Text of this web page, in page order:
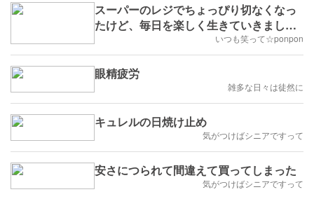
スーパーのレジでちょっぴり切なくなっ
たけど、毎日を楽しく生きていきましょ
いつも笑って☆ponpon
眼精疲労
雑多な日々は徒然に
キュレルの日焼け止め
気がつけばシニアですって
安さにつられて間違えて買ってしまった
気がつけばシニアですって